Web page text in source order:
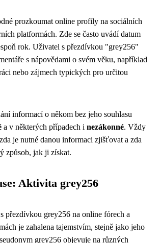
prozkoumat online profily na sociálních
platformách. Zde se často uvádí datum
rok. Uživatel s přezdívkou "grey256"
s nápovědami o svém věku, například
nebo zájmech typických pro určitou
informací o někom bez jeho souhlasu
a v některých případech i nezákonné. Vždy
je nutné danou informaci zjišťovat a zda
způsob, jak ji získat.
Aktivita grey256
přezdívkou grey256 na online fórech a
je zahalena tajemstvím, stejně jako jeho
grey256 objevuje na různých